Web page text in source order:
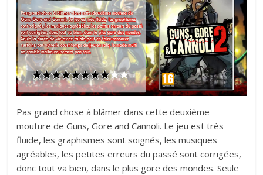
Pas grand chose à blâmer dans cette deuxième
mouture de Guns, Gore and Cannoli. Le jeu est très
fluide, les graphismes sont soignés, les musiques
agréables, les petites erreurs du passé sont corrigées,
donc tout va bien, dans le plus gore des mondes. Seule